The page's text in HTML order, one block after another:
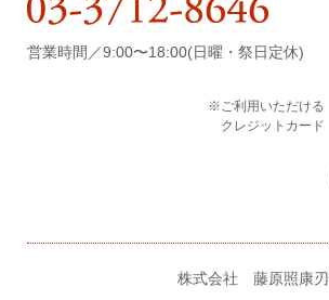
営業時間／9:00〜18:00(日曜・祭日定休)
※ご利用いただける
クレジットカード
株式会社 藤原照康